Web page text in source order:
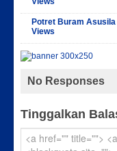
Potret Buram
Views
No Responses
Tinggalkan